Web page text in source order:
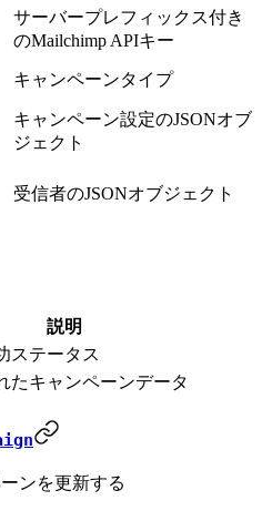
サーバープレフィックス付き
のMailchimp APIキー
キャンペーンタイプ
キャンペーン設定のJSONオブ
ジェクト
受信者のJSONオブジェクト
説明
ステータス
たキャンペーンデータ
ンを更新する